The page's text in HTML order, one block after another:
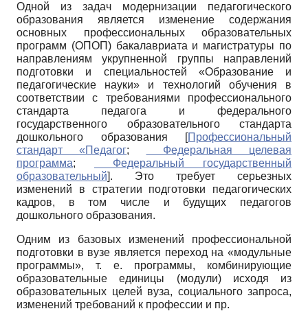
Одной из задач модернизации педагогического
образования является изменение содержания
основных профессиональных образовательных
программ (ОПОП) бакалавриата и магистратуры по
направлениям укрупненной группы направлений
подготовки и специальностей «Образование и
педагогические науки» и технологий обучения в
соответствии с требованиями профессионального
стандарта педагога и федерального
государственного образовательного стандарта
дошкольного образования
[Профессиональный
стандарт «Педагог;
Федеральная целевая
программа;
Федеральный государственный
образова­тельный]. Это требует серьезных
изменений в стратегии подготовки педагогических
кадров, в том числе и будущих педагогов
дошкольного образования.
Одним из базовых изменений профессиональной
подготовки в вузе является переход на «модульные
программы», т. е. программы, комбинирующие
образовательные единицы (модули) исходя из
образовательных целей вуза, социального запроса,
изменений требований к профессии и пр.